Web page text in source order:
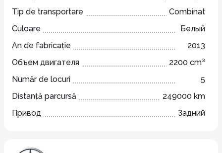
Tip de transportare
Combinat
Culoare
Белый
An de fabricație
2013
Объем двигателя
2200 cm³
Număr de locuri
5
Distanță parcursă
249000 km
Привод
Задний